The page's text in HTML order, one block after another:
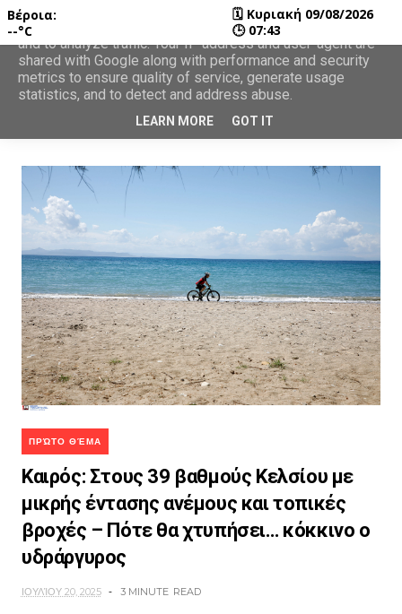
ΠΡΏΤΟ ΘΈΜΑ
Καιρός: Στους 39 βαθμούς Κελσίου με
μικρής έντασης ανέμους και τοπικές
βροχές – Πότε θα χτυπήσει… κόκκινο ο
υδράργυρος
ΙΟΥΛΊΟΥ 20, 2025 3 MINUTE READ
Βέροια:
--°C
🗓 Κυριακή 09/08/2026
🕒 07:43
This site uses cookies from Google to deliver its services
and to analyze traffic. Your IP address and user-agent are
shared with Google along with performance and security
metrics to ensure quality of service, generate usage
statistics, and to detect and address abuse.
LEARN MORE GOT IT